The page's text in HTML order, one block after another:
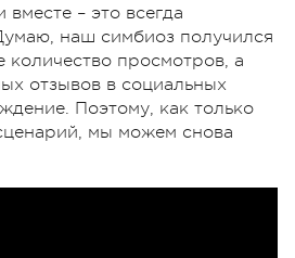
вместе – это всегда
наш симбиоз получился
просмотров, а
отзывов в социальных
Поэтому, как только
мы можем снова